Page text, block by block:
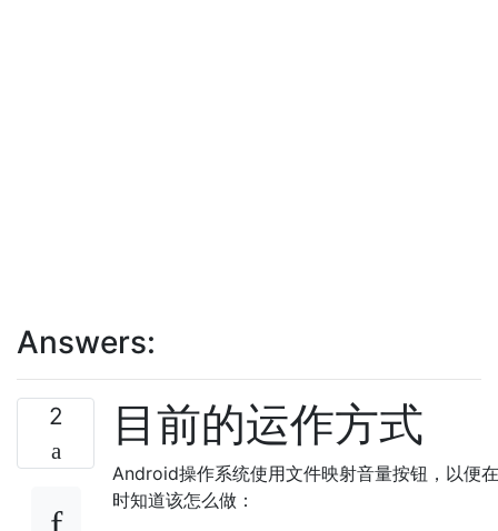
Answers:
2 目前的运作方式
Android操作系统使用文件映射音量按钮，以便
时知道该怎么做：